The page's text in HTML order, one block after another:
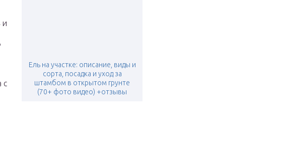
Ель на участке: описание, виды и
сорта, посадка и уход за
штамбом в открытом грунте
(70+ фото видео) +отзывы
и
с